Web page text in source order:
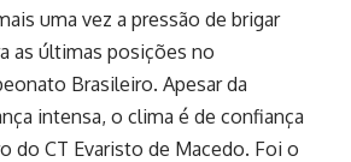
uma vez a pressão de brigar
as últimas posições no
Brasileiro. Apesar da
intensa, o clima é de confiança
do CT Evaristo de Macedo. Foi o